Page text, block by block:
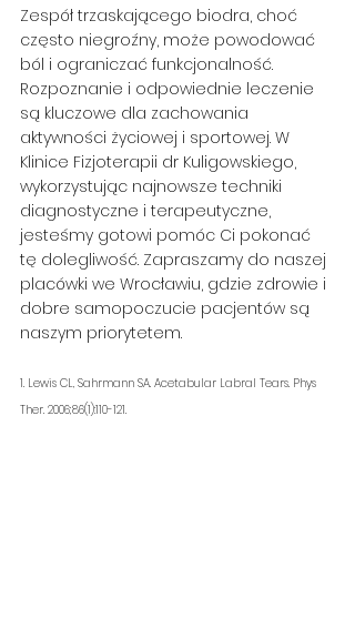
Zespół trzaskającego biodra, choć
często niegroźny, może powodować
ból i ograniczać funkcjonalność.
Rozpoznanie i odpowiednie leczenie
są kluczowe dla zachowania
aktywności życiowej i sportowej. W
Klinice Fizjoterapii dr Kuligowskiego,
wykorzystując najnowsze techniki
diagnostyczne i terapeutyczne,
jesteśmy gotowi pomóc Ci pokonać
tę dolegliwość. Zapraszamy do naszej
placówki we Wrocławiu, gdzie zdrowie i
dobre samopoczucie pacjentów są
naszym priorytetem.
1. Lewis CL, Sahrmann SA. Acetabular Labral Tears. Phys
Ther. 2006;86(1):110-121.